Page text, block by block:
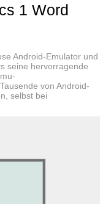
and family
guess the word
Word search
help and share
LOGIC
and riddles! Show
1 Word
Android-Emulator und
seine hervorragende
von Android-
selbst bei